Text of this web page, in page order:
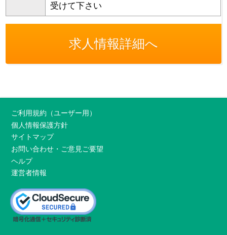
受けて下さい
求人情報詳細へ
ご利用規約（ユーザー用）
個人情報保護方針
サイトマップ
お問い合わせ・ご意見ご要望
ヘルプ
運営者情報